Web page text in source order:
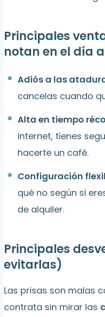
Principales
notan en el día
Adiós a las
cancelas cuando
Alta en tiempo
internet, tienes
hacerte un café.
Configuración
qué no según si
de alquiler.
Principales
evitarlas)
Las prisas son malas
contrata sin mirar las